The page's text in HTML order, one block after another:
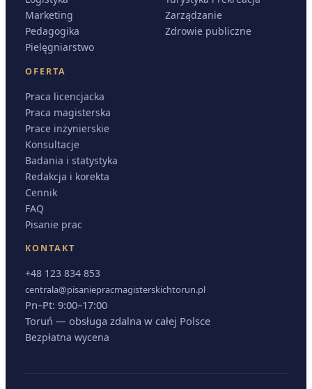
Marketing
Pedagogika
Pielęgniarstwo
Zarządzanie
Zdrowie publiczne
OFERTA
Praca licencjacka
Praca magisterska
Prace inżynierskie
Konsultacje
Badania i statystyka
Redakcja i korekta
Cennik
FAQ
Pisanie prac
KONTAKT
+48 123 834 853
centrala@pisaniepracmagisterskichtorun.pl
Pn–Pt: 9:00–17:00
Toruń — obsługa zdalna w całej Polsce
Bezpłatna wycena